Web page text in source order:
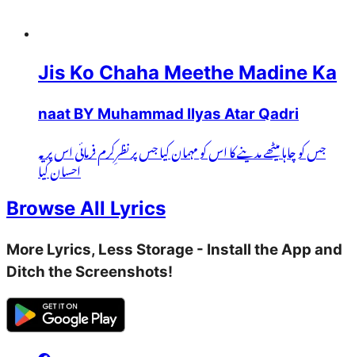
Jis Ko Chaha Meethe Madine Ka
naat BY Muhammad Ilyas Atar Qadri
جس کو چاہا میٹھے مدینے کا اس کو مہمان کیا جس پر نظرِکرم فرمائی اس پر یہ
احسان کیا
Browse All Lyrics
More Lyrics, Less Storage - Install the App and
Ditch the Screenshots!